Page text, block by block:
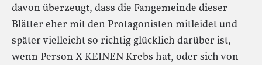
davon überzeugt, dass die Fangemeinde dieser
Blätter eher mit den Protagonisten mitleidet und
später vielleicht so richtig glücklich darüber ist,
wenn Person X KEINEN Krebs hat, oder sich von